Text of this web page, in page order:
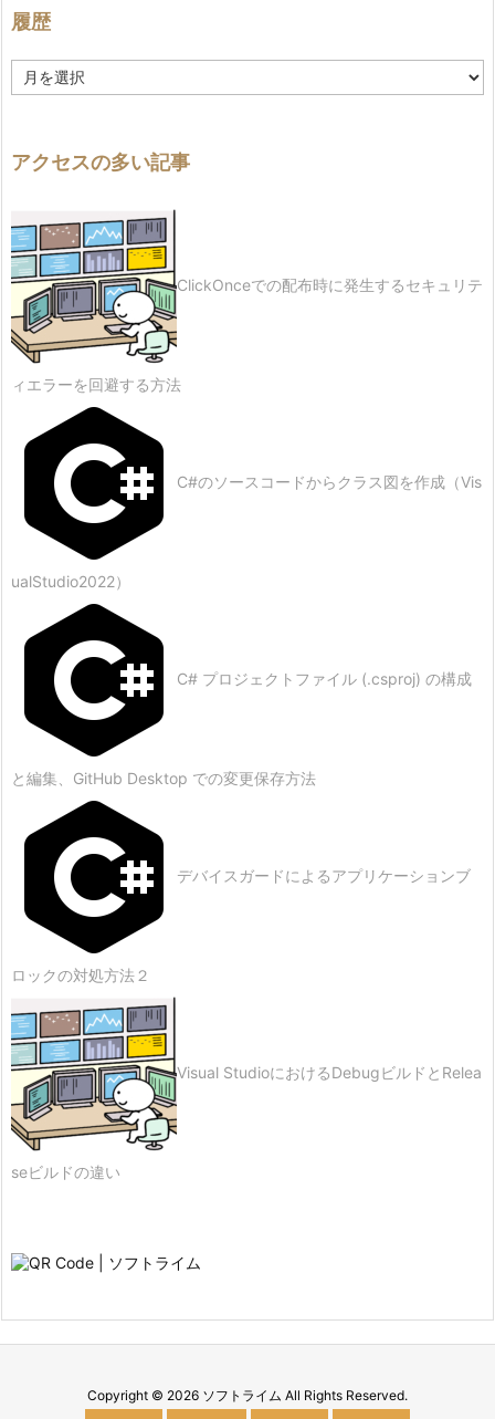
履歴
歴
アクセスの多い記事
ClickOnceでの配布時に発生するセキュリテ
ィエラーを回避する方法
C#のソースコードからクラス図を作成（Vis
ualStudio2022）
C# プロジェクトファイル (.csproj) の構成
と編集、GitHub Desktop での変更保存方法
デバイスガードによるアプリケーションブ
ロックの対処方法２
Visual StudioにおけるDebugビルドとRelea
seビルドの違い
Copyright © 2026 ソフトライム All Rights Reserved.